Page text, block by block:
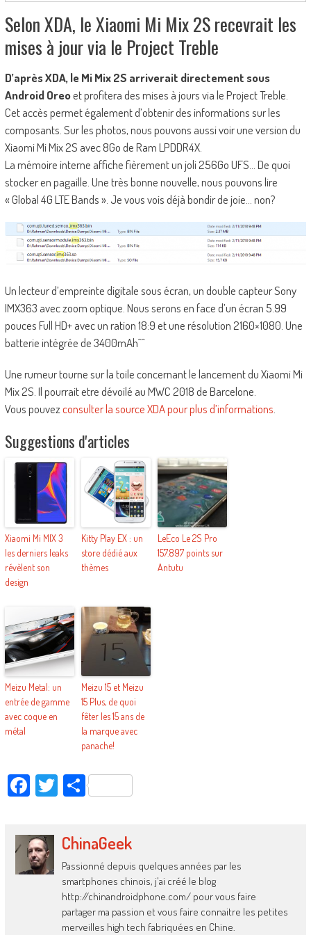
Selon XDA, le Xiaomi Mi Mix 2S recevrait les
mises à jour via le Project Treble
D’après XDA, le Mi Mix 2S arriverait directement sous
Android Oreoet profitera des mises à jours via le Project Treble.
Cet accès permet également d’obtenir des informations sur les
composants. Sur les photos, nous pouvons aussi voir une version du
Xiaomi Mi Mix 2S avec 8Go de Ram LPDDR4X.
La mémoire interne affiche fièrement un joli 256Go UFS… De quoi
stocker en pagaille. Une très bonne nouvelle, nous pouvons lire
« Global 4G LTE Bands ». Je vous vois déjà bondir de joie… non?
Un lecteur d’empreinte digitale sous écran, un double capteur Sony
IMX363 avec zoom optique. Nous serons en face d’un écran 5.99
pouces Full HD+ avec un ration 18:9 et une résolution 2160×1080. Une
batterie intégrée de 3400mAh^^
Une rumeur tourne sur la toile concernant le lancement du Xiaomi Mi
Mix 2S. Il pourrait etre dévoilé au MWC 2018 de Barcelone.
Vous pouvezconsulter la source XDA pour plus d’informations.
Suggestions d'articles
Xiaomi Mi MIX 3
les derniers leaks
révèlent son
design
Kitty Play EX : un
store dédié aux
thèmes
LeEco Le 2S Pro
157.897 points sur
Antutu
Meizu Metal: un
entrée de gamme
avec coque en
métal
Meizu 15 et Meizu
15 Plus, de quoi
fêter les 15 ans de
la marque avec
panache!
Facebook
TwitterPartager
ChinaGeek
Passionné depuis quelques années par les
smartphones chinois, j'ai créé le blog
http://chinandroidphone.com/ pour vous faire
partager ma passion et vous faire connaitre les petites
merveilles high tech fabriquées en Chine.